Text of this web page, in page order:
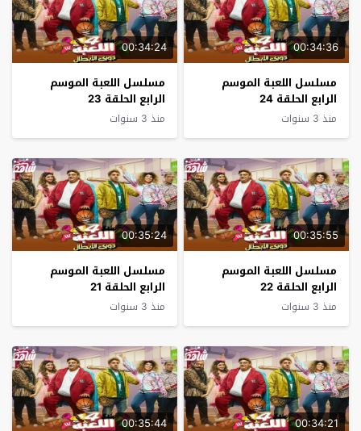
00:34:36
مسلسل اللعبة الموسم
الرابع الحلقة 24
منذ 3 سنوات
00:34:24
مسلسل اللعبة الموسم
الرابع الحلقة 23
منذ 3 سنوات
00:35:55
مسلسل اللعبة الموسم
الرابع الحلقة 22
منذ 3 سنوات
00:35:24
مسلسل اللعبة الموسم
الرابع الحلقة 21
منذ 3 سنوات
00:34:21
00:35:44